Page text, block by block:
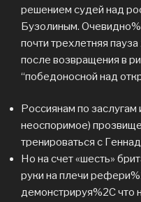
решением судей над
Бузолиным.
почти трехлетняя
после возвращения в
“победоносной над
Россиянам по
неоспоримое)
тренироваться с
Но на счет «шесть»
руки на плечи
демонстрируя%2C что